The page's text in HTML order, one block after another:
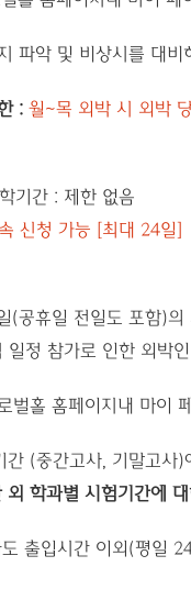
파악 및 비상시를 대
: 월~목 외박 시 외박
기간 : 제한 없음
신청 가능 [최대 24일]
(공휴일 전일도 포함)의
정 참가로 인한 외박
벌홀 홈페이지내 마이
간 (중간고사, 기말고사
학과별 시험기간에
도 출입시간 이외(평일